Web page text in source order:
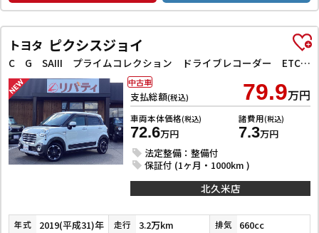
トヨタ ピクシスジョイ
C G SAIII プライムコレクション ドライブレコーダー ETC バックカメラ ナビ TV クリアランスソナー 衝突被害軽減システム オートマチックハイビーム オートライト スマートキー アイドリングストップ 電動格納ミラー
支払総額(税込) 79.9万円
車両本体価格(税込)
72.6万円
諸費用(税込)
7.3万円
法定整備：整備付
保証付 (1ヶ月・1000km )
中古車
北久米店
年式 2019(平成31)年 走行 3.2万km 排気 660cc